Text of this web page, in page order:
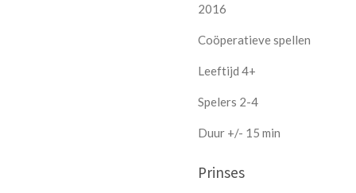
2016
Coöperatieve spellen
Leeftijd 4+
Spelers 2-4
Duur +/- 15 min
Prinses